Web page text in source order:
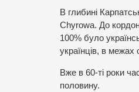
В глибині
Chyrowa. До
100% було
українців, в межах
Вже в 60-ті роки
половину.